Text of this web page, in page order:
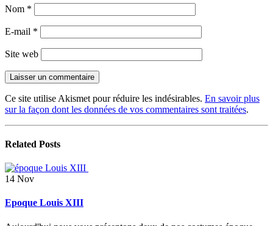
Nom *
E-mail *
Site web
Ce site utilise Akismet pour réduire les indésirables. En savoir plus
sur la façon dont les données de vos commentaires sont traitées.
Related Posts
14 Nov
Epoque Louis XIII